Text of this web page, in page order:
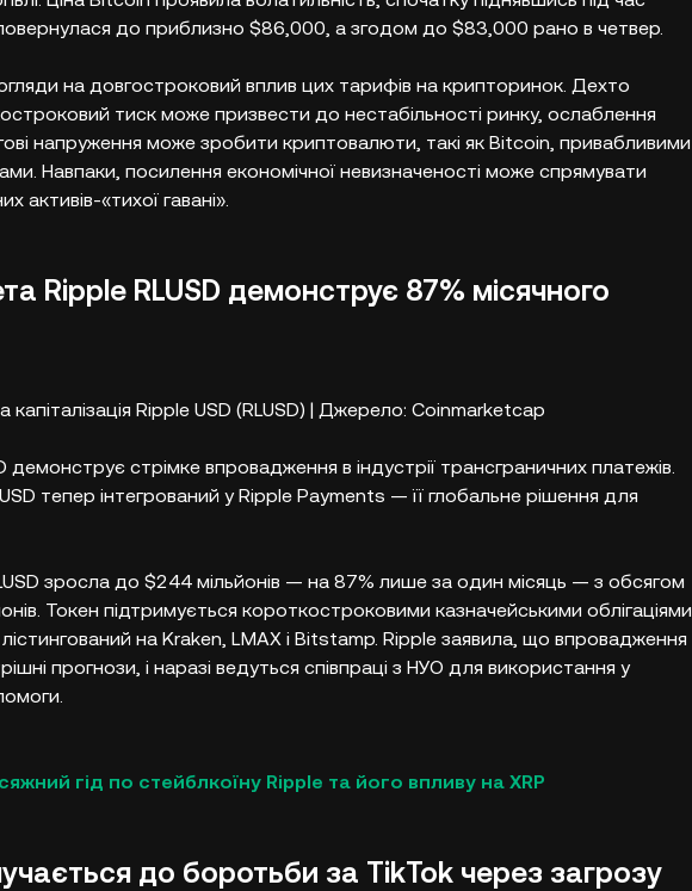
до приблизно $86,000, а згодом до $83,000 рано в четвер.
на довгостроковий вплив цих тарифів на крипторинок. Дехто
тиск може призвести до нестабільності ринку, ослаблення
напруження може зробити криптовалюти, такі як Bitcoin, привабливими
Навпаки, посилення економічної невизначеності може спрямувати
активів-«тихої гавані».
Ripple RLUSD демонструє 87% місячного
капіталізація Ripple USD (RLUSD) | Джерело: Coinmarketcap
демонструє стрімке впровадження в індустрії трансграничних платежів.
тепер інтегрований у Ripple Payments — її глобальне рішення для
зросла до $244 мільйонів — на 87% лише за один місяць — з обсягом
Токен підтримується короткостроковими казначейськими облігаціями
на Kraken, LMAX і Bitstamp. Ripple заявила, що впровадження
прогнози, і наразі ведуться співпраці з НУО для використання у
гід по стейблкоїну Ripple та його впливу на XRP
до боротьби за TikTok через загрозу